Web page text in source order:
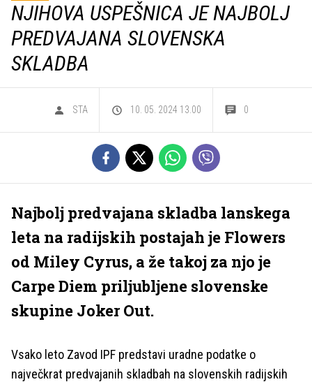
NJIHOVA USPEŠNICA JE NAJBOLJ
PREDVAJANA SLOVENSKA
SKLADBA
STA 10. 05. 2024 13.00 0
Najbolj predvajana skladba lanskega
leta na radijskih postajah je Flowers
od Miley Cyrus, a že takoj za njo je
Carpe Diem priljubljene slovenske
skupine Joker Out.
Vsako leto Zavod IPF predstavi uradne podatke o
največkrat predvajanih skladbah na slovenskih radijskih